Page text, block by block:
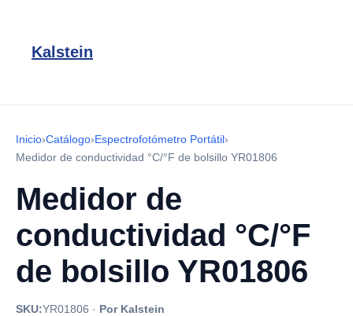
Kalstein
Inicio›Catálogo›Espectrofotómetro Portátil›
Medidor de conductividad °C/°F de bolsillo YR01806
Medidor de
conductividad °C/°F
de bolsillo YR01806
SKU:YR01806 · Por Kalstein